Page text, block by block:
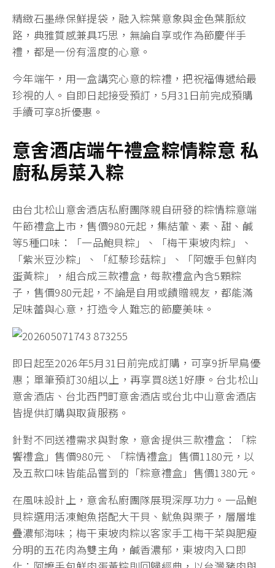
精緻石墨綠保鮮提袋，融入粽葉意象與金色葉脈紋
路，典雅質感兼具巧思，無論自享或作為節慶伴手
禮，都是一份有溫度的心意。
今年端午，用一盒講究心意的粽禮，把祝福傳遞給最
珍視的人。自即日起接受預訂，5月31日前完成預購
手續可享8折優惠。
意舍酒店端午禮盒粽情粽意 私
廚私房菜入粽
由台北松山意舍酒店私廚團隊親自研發的粽情粽意端
午節禮盒上市，售價980元起，集結葷、素、甜、鹹
等5種口味：「一品鮑貝粽」、「梅干東坡肉粽」、
「紫米豆沙粽 」、「紅藜珍菇粽」、「阿嬤手包鮮肉
蛋黃粽」，組合成三款禮盒，每款禮盒內含5顆粽
子，售價980元起，不論是自用或饋贈親友，都能滿
足味蕾與心意，打造令人難忘的節慶美味。
即日起至2026年5月31日前完成訂購，可享9折早鳥優
惠；單筆預訂30組以上，再享買8送1好康。台北松山
意舍酒店、台北西門町意舍酒店或台北中山意舍酒店
皆提供訂購與取貨服務。
針對不同送禮需求與對象，意舍提供三款禮盒：「粽
饗禮盒」售價980元、「粽情禮盒」售價1180元，以
及五款口味皆能品嘗到的「粽意禮盒」售價1380元。
在風味設計上，意舍私廚團隊展現深厚功力。一品鮑
貝粽選用活凍鮑魚搭配大干貝、魷魚與栗子，層層堆
疊濃郁海味；梅干東坡肉粽以客家手工梅干菜與肥瘦
分明的五花肉為雙主角，鹹香濃郁，東坡肉入口即